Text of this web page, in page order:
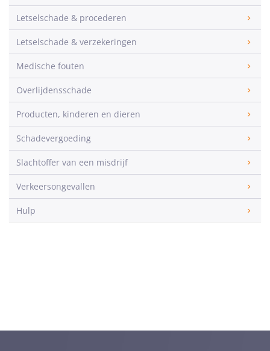
Letselschade & procederen
Letselschade & verzekeringen
Medische fouten
Overlijdensschade
Producten, kinderen en dieren
Schadevergoeding
Slachtoffer van een misdrijf
Verkeersongevallen
Hulp